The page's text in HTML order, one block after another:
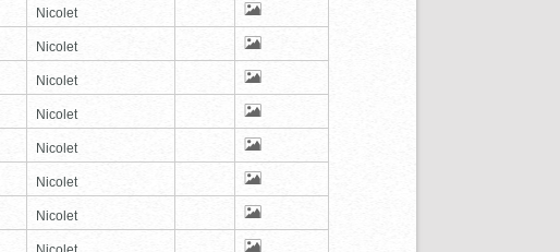
Nicolet
Nicolet
Nicolet
Nicolet
Nicolet
Nicolet
Nicolet